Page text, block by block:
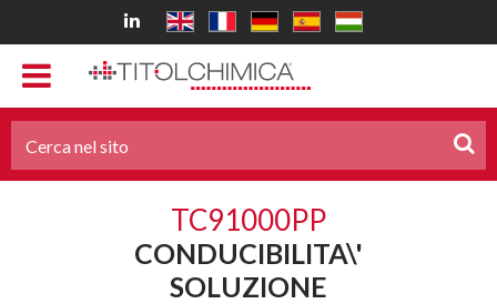
TC91000PP
CONDUCIBILITA\'
SOLUZIONE